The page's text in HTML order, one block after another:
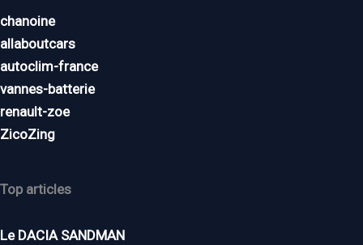
chanoine
allaboutcars
autoclim-france
vannes-batterie
renault-zoe
ZicoZing
Top articles
Le DACIA SANDMAN